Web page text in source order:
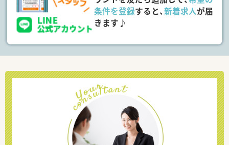
条件を登録すると、新着求人が届
きます♪